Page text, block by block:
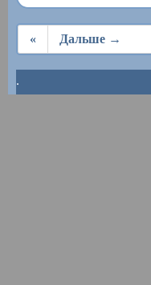
« Дальше →
.